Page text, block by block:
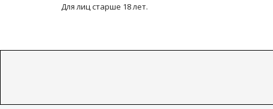
Для лиц старше 18 лет.